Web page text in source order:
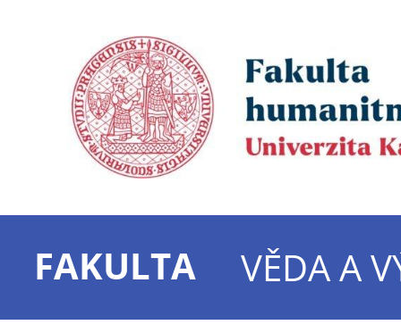
FAKULTA
VĚDA A